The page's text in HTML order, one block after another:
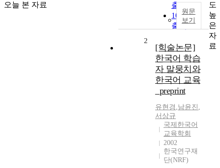
오늘 본 자료
출력
100개씩
출력
원문
보기
2
[힉술논문]
한국어 학습
자 말뭉치와
한국어 교육
_preprint
유현경 ,남윤진 ,
서상규
국제한국어
교육학회
2002
한국연구재
단(NRF)
도
높
은
자
료